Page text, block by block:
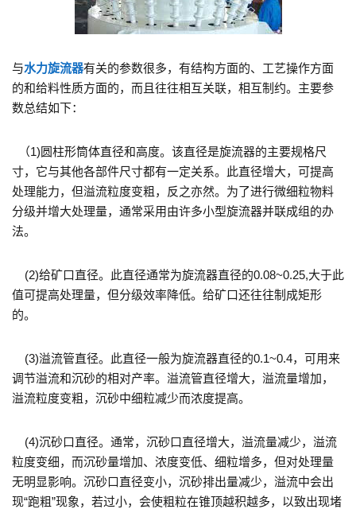
与水力旋流器有关的参数很多，有结构方面的、工艺操作方面
的和给料性质方面的，而且往往相互关联，相互制约。主要参
数总结如下：
（1)圆柱形筒体直径和高度。该直径是旋流器的主要规格尺
寸，它与其他各部件尺寸都有一定关系。此直径增大，可提高
处理能力，但溢流粒度变粗，反之亦然。为了进行微细粒物料
分级并增大处理量，通常采用由许多小型旋流器并联成组的办
法。
(2)给矿口直径。此直径通常为旋流器直径的0.08~0.25,大于此
值可提高处理量，但分级效率降低。给矿口还往往制成矩形
的。
(3)溢流管直径。此直径一般为旋流器直径的0.1~0.4，可用来
调节溢流和沉砂的相对产率。溢流管直径增大，溢流量增加，
溢流粒度变粗，沉砂中细粒减少而浓度提高。
(4)沉砂口直径。通常，沉砂口直径增大，溢流量减少，溢流
粒度变细，而沉砂量增加、浓度变低、细粒增多，但对处理量
无明显影响。沉砂口直径变小，沉砂排出量减少，溢流中会出
现“跑粗”现象，若过小，会使粗粒在锥顶越积越多，以致出现堵